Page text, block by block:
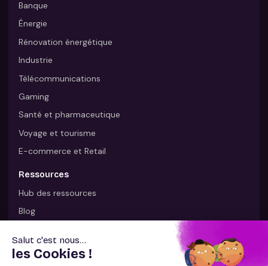
Banque
Énergie
Rénovation énergétique
Industrie
Télécommunications
Gaming
Santé et pharmaceutique
Voyage et tourisme
E-commerce et Retail
Ressources
Hub des ressources
Blog
Livres blancs
La relation client et les Français en 2025